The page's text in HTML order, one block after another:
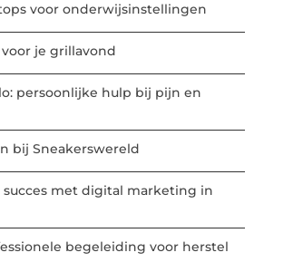
voor onderwijsinstellingen
je grillavond
persoonlijke hulp bij pijn en
bij Sneakerswereld
met digital marketing in
begeleiding voor herstel